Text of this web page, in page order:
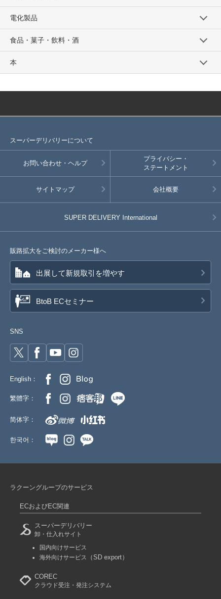
電化製品
食品・菓子・飲料・酒
本
スーパーデリバリーについて
お問い合わせ・ヘルプ
プライバシー・
ステートメント
サイトマップ 会社概要
SUPER DELIVERY International
販路拡大をご検討のメーカー様へ
出展して新規取引を増やす
BtoB ECセミナー
SNS
English：
繁體字：
简体字：
한국어：
ラクーングループのサービス
ECおよびEC関連
スーパーデリバリー
卸・仕入れサイト
国内向けサービス
海外向けサービス
（SD export）
COREC
クラウド受注・発注システム